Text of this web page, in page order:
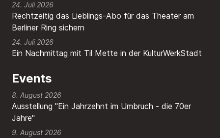
Rechtzeitig das Lieblings-Abo für das Theater am
Berliner Ring sichern
24. Juli 2026
Ein Nachmittag mit Til Mette in der KulturWerkStadt
24. Juli 2026
Events
8. August 2026
Ausstellung "Ein Jahrzehnt im Umbruch - die 70er
Jahre"
9. August 2026